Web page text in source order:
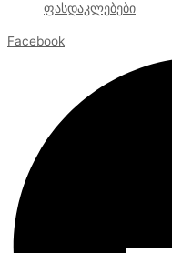
ფასდაკლებები
Facebook